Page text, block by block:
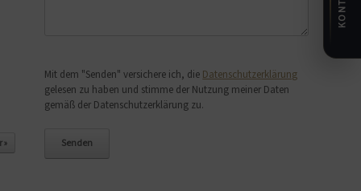
»
Mit dem "Senden" versichere ich, die Datenschutzerklärung
gelesen zu haben und stimme der Nutzung meiner Daten
gemäß der Datenschutzerklärung zu.